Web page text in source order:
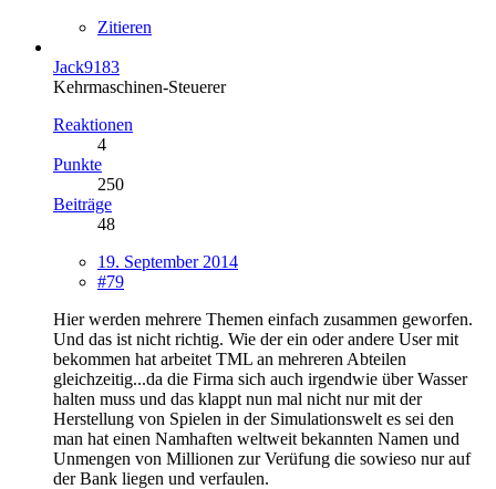
Zitieren
Jack9183
Kehrmaschinen-Steuerer
Reaktionen
4
Punkte
250
Beiträge
48
19. September 2014
#79
Hier werden mehrere Themen einfach zusammen geworfen.
Und das ist nicht richtig. Wie der ein oder andere User mit
bekommen hat arbeitet TML an mehreren Abteilen
gleichzeitig...da die Firma sich auch irgendwie über Wasser
halten muss und das klappt nun mal nicht nur mit der
Herstellung von Spielen in der Simulationswelt es sei den
man hat einen Namhaften weltweit bekannten Namen und
Unmengen von Millionen zur Verüfung die sowieso nur auf
der Bank liegen und verfaulen.